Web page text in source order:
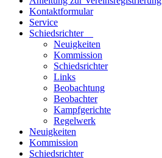
Kontaktformular
Service
Schiedsrichter
Neuigkeiten
Kommission
Schiedsrichter
Links
Beobachtung
Beobachter
Kampfgerichte
Regelwerk
Neuigkeiten
Kommission
Schiedsrichter